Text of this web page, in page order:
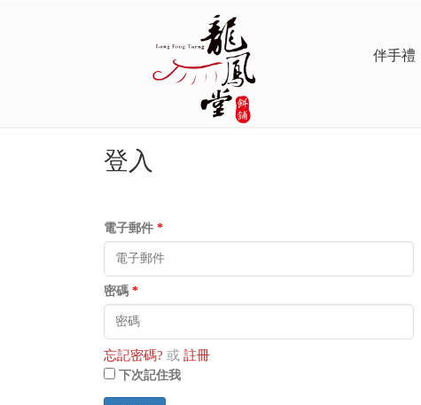
伴手禮
登入
電子郵件 *
密碼 *
忘記密碼? 或 註冊
下次記住我